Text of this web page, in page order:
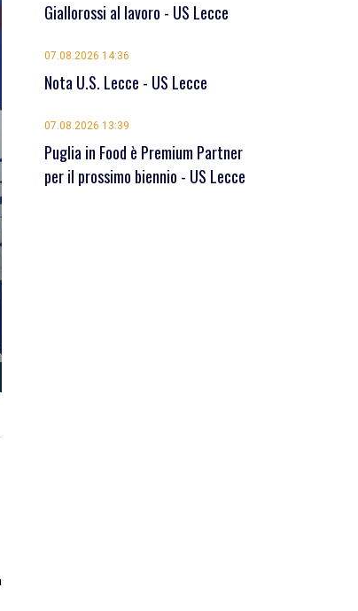
Giallorossi al lavoro - US Lecce
07.08.2026 14:36
Nota U.S. Lecce - US Lecce
07.08.2026 13:39
Puglia in Food è Premium Partner
per il prossimo biennio - US Lecce